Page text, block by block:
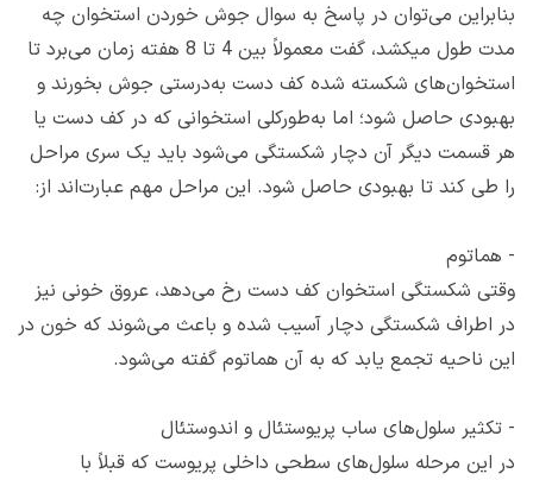
بنابراین می‌توان در پاسخ به سوال جوش خوردن استخوان چه
مدت طول میکشد، گفت معمولاً بین 4 تا 8 هفته زمان می‌برد تا
استخوان‌های شکسته شده کف دست به‌درستی جوش بخورند و
بهبودی حاصل شود؛ اما به‌طورکلی استخوانی که در کف دست یا
هر قسمت دیگر آن دچار شکستگی می‌شود باید یک سری مراحل
را طی کند تا بهبودی حاصل شود. این مراحل مهم عبارت‌اند از:
- هماتوم
وقتی شکستگی استخوان کف دست رخ می‌دهد، عروق خونی نیز
در اطراف شکستگی دچار آسیب شده و باعث می‌شوند که خون در
این ناحیه تجمع یابد که به آن هماتوم گفته می‌شود.
- تکثیر سلول‌های ساب پریوستئال و اندوستئال
در این مرحله سلول‌های سطحی داخلی پریوست که قبلاً با